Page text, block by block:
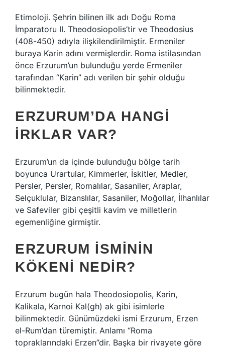
Etimoloji. Şehrin bilinen ilk adı Doğu Roma
İmparatoru II. Theodosiopolis’tir ve Theodosius
(408-450) adıyla ilişkilendirilmiştir. Ermeniler
buraya Karin adını vermişlerdir. Roma istilasından
önce Erzurum’un bulunduğu yerde Ermeniler
tarafından “Karin” adı verilen bir şehir olduğu
bilinmektedir.
ERZURUM’DA HANGI
IRKLAR VAR?
Erzurum’un da içinde bulunduğu bölge tarih
boyunca Urartular, Kimmerler, İskitler, Medler,
Persler, Persler, Romalılar, Sasaniler, Araplar,
Selçuklular, Bizanslılar, Sasaniler, Moğollar, İlhanlılar
ve Safeviler gibi çeşitli kavim ve milletlerin
egemenliğine girmiştir.
ERZURUM ISMININ
KÖKENI NEDIR?
Erzurum bugün hala Theodosiopolis, Karin,
Kalikala, Karnoi Kal(gh) ak gibi isimlerle
bilinmektedir. Günümüzdeki ismi Erzurum, Erzen
el-Rum’dan türemiştir. Anlamı “Roma
topraklarındaki Erzen”dir. Başka bir rivayete göre